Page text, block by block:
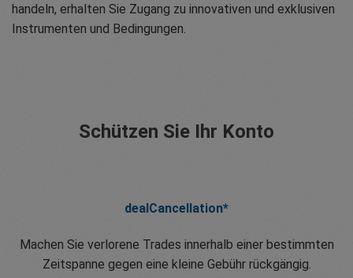
handeln, erhalten Sie Zugang zu innovativen und exklusiven
Instrumenten und Bedingungen.
Schützen Sie Ihr Konto
dealCancellation*
Machen Sie verlorene Trades innerhalb einer bestimmten
Zeitspanne gegen eine kleine Gebühr rückgängig.